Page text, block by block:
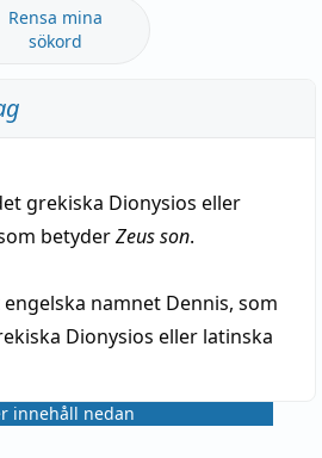
Rensa mina
sökord
grekiska Dionysios eller
betyderZeus son.
namnet Dennis, som
Dionysios eller latinska
innehåll nedan